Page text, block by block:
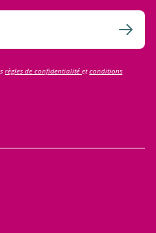
règles de confidentialité etconditions